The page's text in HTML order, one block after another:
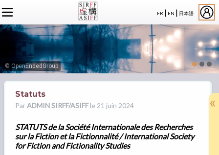
FR | EN | 日本語
L'ASSOCIATION
À PROPOS
ADHÉSION
CRÉDITS
ACTUALITÉS SIRFF
NOS CONGRÈS
SÉMINAIRES
PUBLICATIONS
ACTUALITÉS SUR LA FICTION
ÉVÉNEMENTS
PUBLICATIONS
MEMBRES
LE BUREAU
MEMBRES FONDATEURS
© OpenEndedGroup
Statuts
ParADMIN SIRFF/ASIFFle 21 juin 2024
STATUTS de la Société Internationale des Recherches
sur la Fiction et la Fictionnalité / International Society
for Fiction and Fictionality Studies
«